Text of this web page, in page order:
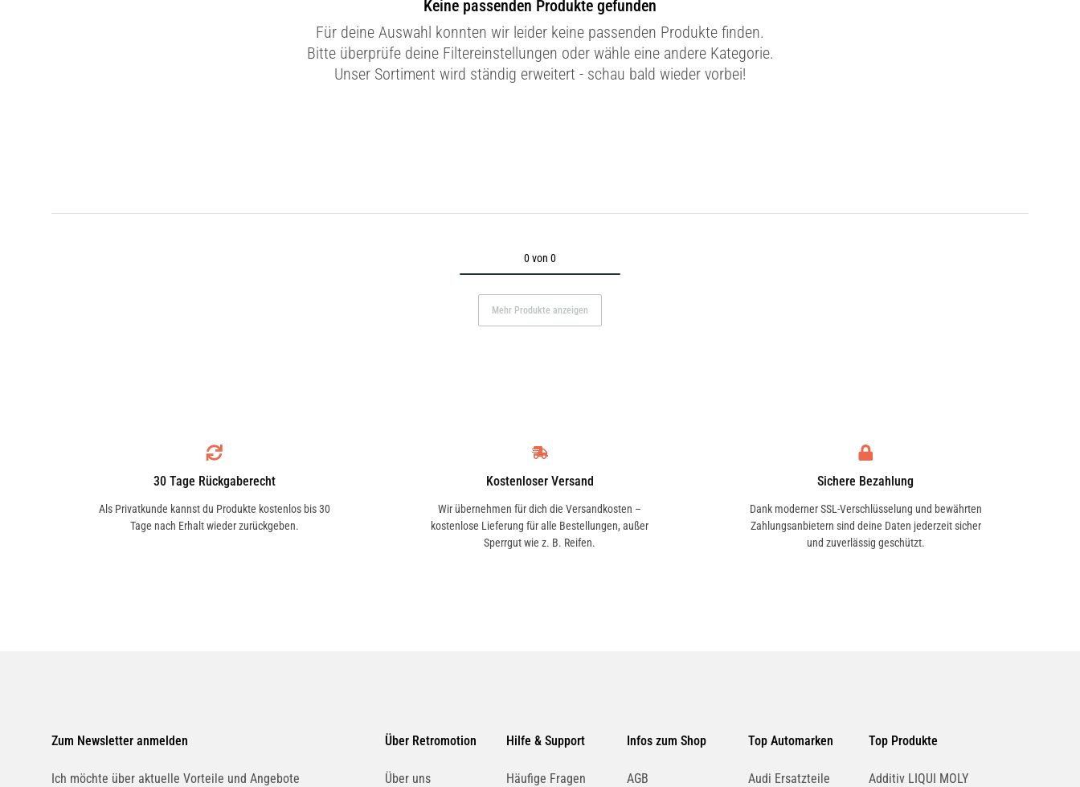
Keine passenden Produkte gefunden
Für deine Auswahl konnten wir leider keine passenden Produkte finden.
Bitte überprüfe deine Filtereinstellungen oder wähle eine andere Kategorie.
Unser Sortiment wird ständig erweitert - schau bald wieder vorbei!
0 von 0
Mehr Produkte anzeigen
30 Tage Rückgaberecht
Als Privatkunde kannst du Produkte kostenlos bis 30
Tage nach Erhalt wieder zurückgeben.
Kostenloser Versand
Wir übernehmen für dich die Versandkosten –
kostenlose Lieferung für alle Bestellungen, außer
Sperrgut wie z. B. Reifen.
Sichere Bezahlung
Dank moderner SSL-Verschlüsselung und bewährten
Zahlungsanbietern sind deine Daten jederzeit sicher
und zuverlässig geschützt.
Zum Newsletter anmelden
Ich möchte über aktuelle Vorteile und Angebote
Über Retromotion
Über uns
Hilfe & Support
Häufige Fragen
Infos zum Shop
AGB
Top Automarken
Audi Ersatzteile
Top Produkte
Additiv LIQUI MOLY